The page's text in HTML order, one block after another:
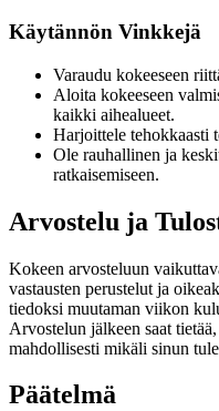
Käytännön Vinkkejä
Varaudu kokeeseen
Aloita kokeeseen
kaikki aihealueet.
Harjoittele tehokkaasti
Ole rauhallinen ja
ratkaisemiseen.
Arvostelu ja
Kokeen arvosteluun
vastausten perustelut ja
tiedoksi muutaman viikon
Arvostelun jälkeen saat
mahdollisesti mikäli sinun
Päätelmä